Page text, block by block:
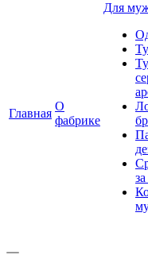
Главная
О
фабрике
Для